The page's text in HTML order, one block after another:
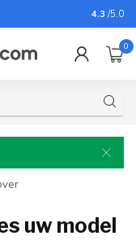
Voor
4.3 /5.0
0
uw model